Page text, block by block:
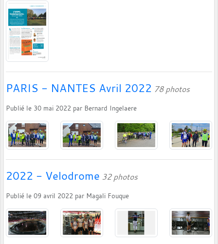
PARIS - NANTES Avril 2022 78 photos
Publié le 30 mai 2022 par Bernard Ingelaere
2022 - Velodrome 32 photos
Publié le 09 avril 2022 par Magali Fouque